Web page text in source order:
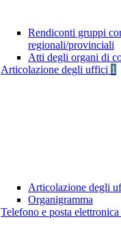
Rendiconti gruppi
regionali/provinciali
Atti degli organi di
Articolazione degli uffici 1
Articolazione degli
Organigramma
Telefono e posta elettronica